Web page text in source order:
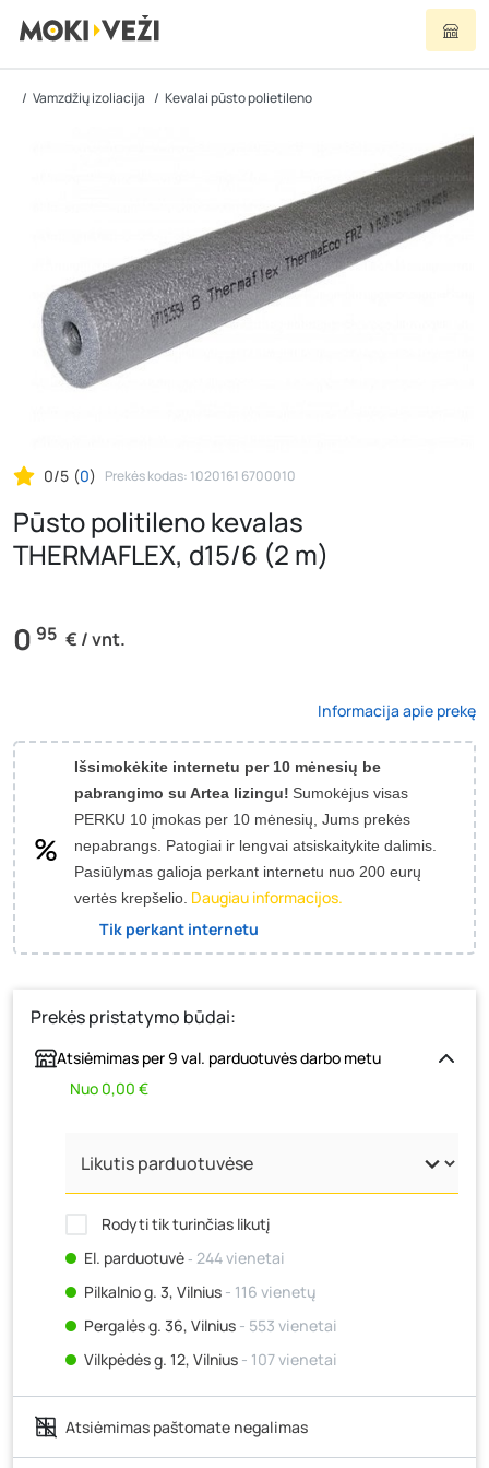
Vamzdžių izoliacija Kevalai pūsto polietileno
0/5 (0) Prekės kodas: 1020161 6700010
Pūsto politileno kevalas
THERMAFLEX, d15/6 (2 m)
0 95 € / vnt.
Informacija apie prekę
Išsimokėkite internetu per 10 mėnesių be
pabrangimo su Artea lizingu! Sumokėjus visas
PERKU 10 įmokas per 10 mėnesių, Jums prekės
nepabrangs. Patogiai ir lengvai atsiskaitykite dalimis.
Pasiūlymas galioja perkant internetu nuo 200 eurų
vertės krepšelio. Daugiau informacijos.
Tik perkant internetu
Prekės pristatymo būdai:
Atsiėmimas per 9 val. parduotuvės darbo metu
Nuo 0,00 €
Rodyti tik turinčias likutį
El. parduotuvė‐ 244 vienetai
Pilkalnio g. 3, Vilnius - 116 vienetų
Pergalės g. 36, Vilnius - 553 vienetai
Vilkpėdės g. 12, Vilnius - 107 vienetai
Ateities g. 15, Vilnius- 146 vienetai
Kauno r., Narsiečių k., Vytauto g. 183, Kaunas
vienetai
Atsiėmimas paštomate negalimas